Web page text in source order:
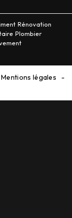
Rénovation
Plombier
Mentions légales
-